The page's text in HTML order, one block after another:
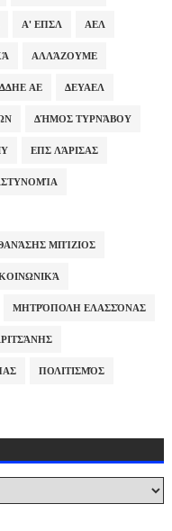
Α' ΕΠΣΛ ΑΕΛ
ΑΛΛΆΖΟΥΜΕ
ΑΕ ΔΕΥΑΕΛ
ΔΉΜΟΣ ΤΥΡΝΆΒΟΥ
ΕΠΣ ΛΆΡΙΣΑΣ
ΜΠΊΖΙΟΣ
ΜΗΤΡΌΠΟΛΗ ΕΛΑΣΣΌΝΑΣ
ΠΟΛΙΤΙΣΜΌΣ